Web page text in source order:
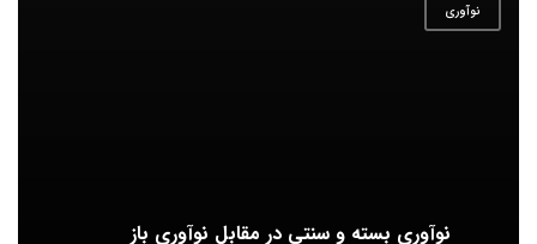
نوآوری
نوآوری بسته و سنتی در مقابل نوآوری باز